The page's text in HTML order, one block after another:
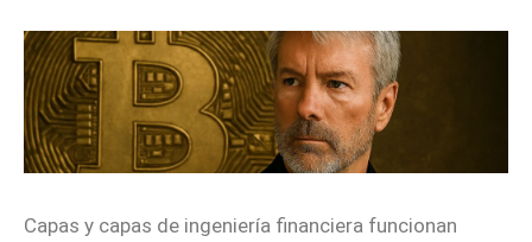
Capas y capas de ingeniería financiera funcionan